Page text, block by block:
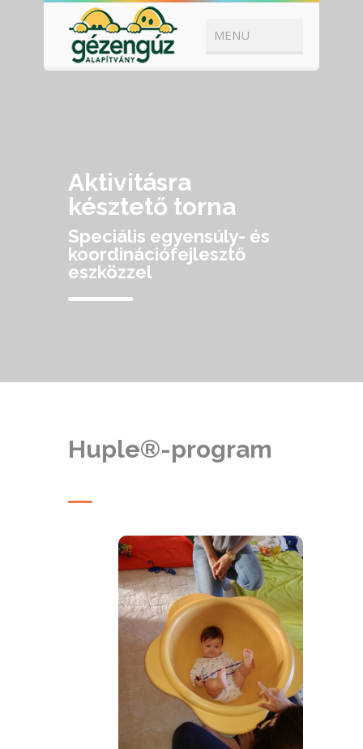
Aktivitásra
késztető torna
Speciális egyensúly- és
koordinációfejlesztő
eszközzel
Huple®-program